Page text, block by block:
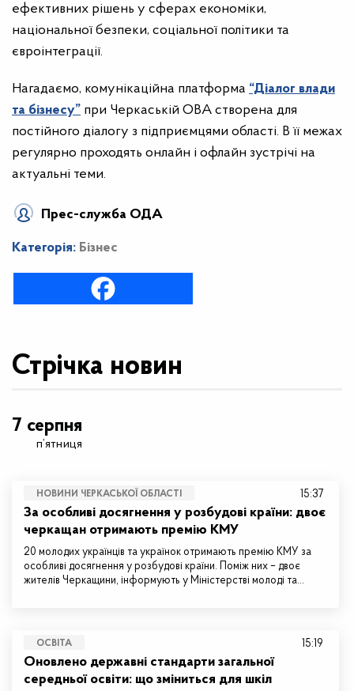
ефективних рішень у сферах економіки,
національної безпеки, соціальної політики та
євроінтеграції.
Нагадаємо, комунікаційна платформа “Діалог влади
та бізнесу” при Черкаській ОВА створена для
постійного діалогу з підприємцями області. В її межах
регулярно проходять онлайн і офлайн зустрічі на
актуальні теми.
Прес-служба ОДА
Категорія: Бізнес
Стрічка новин
7 серпня
п’ятниця
НОВИНИ ЧЕРКАСЬКОЇ ОБЛАСТІ
За особливі досягнення у розбудові країни: двоє
черкащан отримають премію КМУ
20 молодих українців та українок отримають премію КМУ за
особливі досягнення у розбудові країни. Поміж них – двоє
жителів Черкащини, інформують у Міністерстві молоді та…
15:37
ОСВІТА
Оновлено державні стандарти загальної
середньої освіти: що зміниться для шкіл
15:19